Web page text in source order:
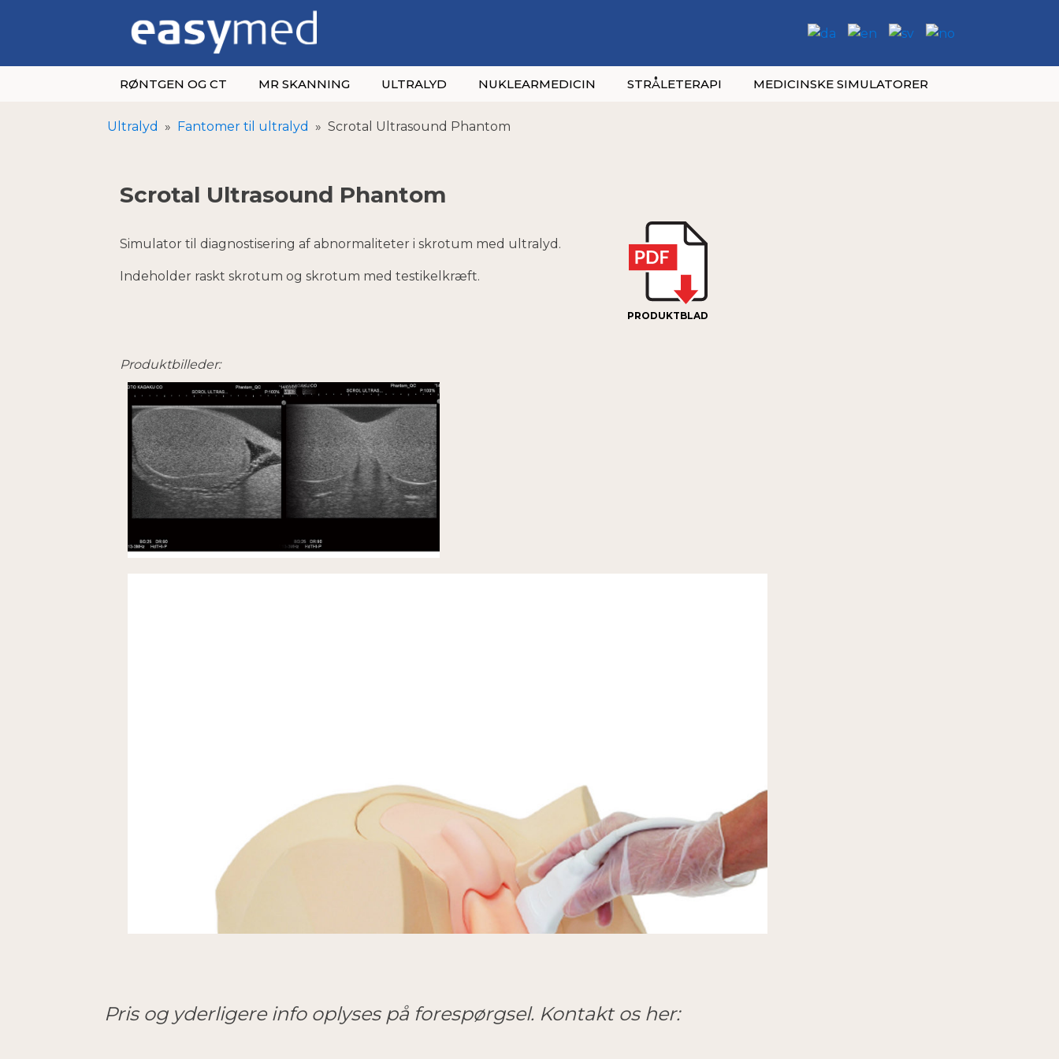
RØNTGEN OG CT MR SKANNING ULTRALYD NUKLEARMEDICIN STRÅLETERAPI MEDICINSKE SIMULATORER
Ultralyd » Fantomer til ultralyd » Scrotal Ultrasound Phantom
Scrotal Ultrasound Phantom
Simulator til diagnostisering af abnormaliteter i skrotum med ultralyd.
Indeholder raskt skrotum og skrotum med testikelkræft.
PRODUKTBLAD
Produktbilleder:
Pris og yderligere info oplyses på forespørgsel. Kontakt os her: